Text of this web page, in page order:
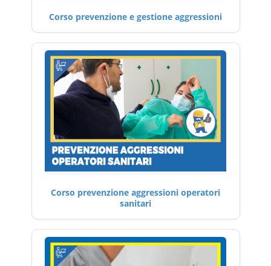
Corso prevenzione e gestione aggressioni
Corso prevenzione aggressioni operatori
sanitari